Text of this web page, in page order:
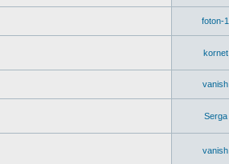
foton-1
kornet
vanish
Serga
vanish